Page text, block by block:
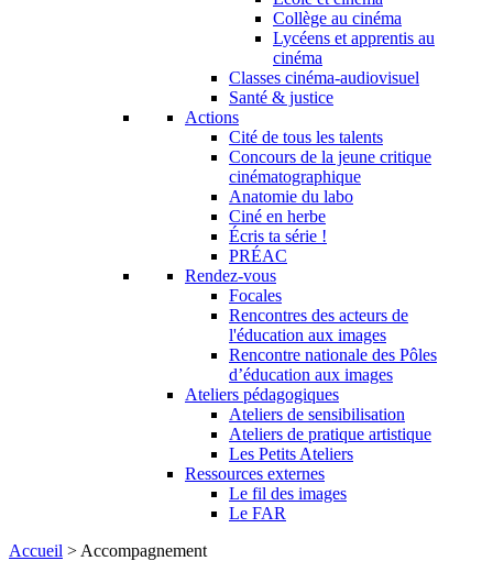
Collège au cinéma
Lycéens et apprentis au
cinéma
Classes cinéma-audiovisuel
Santé & justice
Actions
Cité de tous les talents
Concours de la jeune critique
cinématographique
Anatomie du labo
Ciné en herbe
Écris ta série !
PRÉAC
Rendez-vous
Focales
Rencontres des acteurs de
l'éducation aux images
Rencontre nationale des Pôles
d’éducation aux images
Ateliers pédagogiques
Ateliers de sensibilisation
Ateliers de pratique artistique
Les Petits Ateliers
Ressources externes
Le fil des images
Le FAR
Accueil > Accompagnement